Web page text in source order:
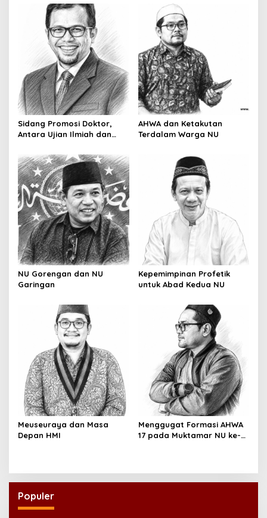
Sidang Promosi Doktor,
Antara Ujian Ilmiah dan
AHWA dan Ketakutan
Terdalam Warga NU
NU Gorengan dan NU
Garingan
Kepemimpinan Profetik
untuk Abad Kedua NU
Meuseuraya dan Masa
Depan HMI
Menggugat Formasi AHWA
17 pada Muktamar NU ke-
Populer